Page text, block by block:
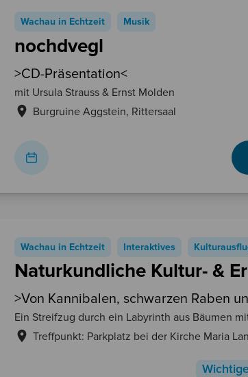
Wachau in Echtzeit Musik
nochdvegl
>CD-Präsentation<
mit Ursula Strauss & Ernst Molden
Burgruine Aggstein Rittersaal
Wachau in Echtzeit Interaktives
Naturkundliche Kultur- &
>Von Kannibalen, schwarzen Raben
Ein Streifzug durch ein Labyrinth aus Bäumen
Treffpunkt: Parkplatz bei der Kirche Maria